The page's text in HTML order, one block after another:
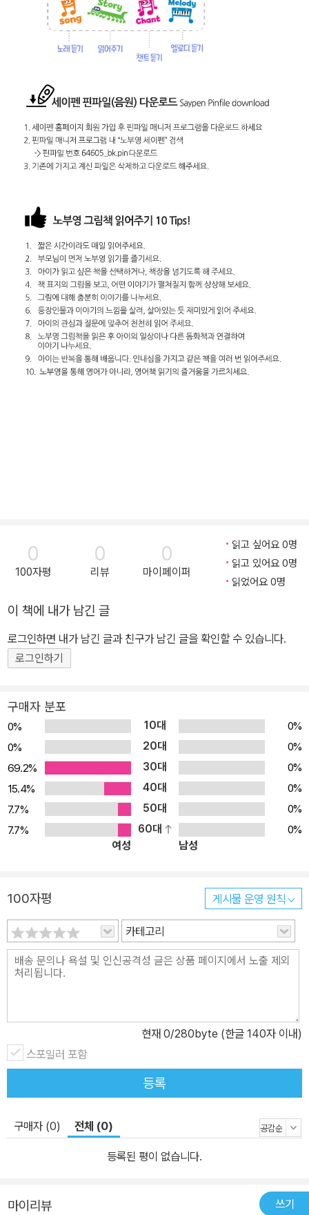
0
100자평
0
리뷰
0
마이페이퍼
읽고 싶어요 0명
읽고 있어요 0명
읽었어요 0명
이 책에 내가 남긴 글
로그인하면 내가 남긴 글과 친구가 남긴 글을 확인할 수 있습니다.
로그인하기
구매자 분포
0% 10대
0%
0%
20대
0%
69.2%
30대
0%
15.4%
40대
0%
7.7%
50대
0%
7.7%
60대
0%
여성
남성
100자평 게시물 운영 원칙
카테고리
현재 0/280byte (한글 140자 이내)
스포일러 포함
등록
구매자 (0) 전체 (0)
등록된 평이 없습니다.
마이리뷰 쓰기